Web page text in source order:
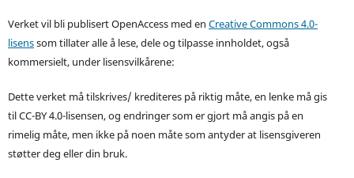
Verket vil bli publisert OpenAccess med en Creative Commons 4.0-
lisenssom tillater alle å lese, dele og tilpasse innholdet, også
kommersielt, under lisensvilkårene:
Dette verket må tilskrives/ krediteres på riktig måte, en lenke må gis
til CC-BY 4.0-lisensen, og endringer som er gjort må angis på en
rimelig måte, men ikke på noen måte som antyder at lisensgiveren
støtter deg eller din bruk.